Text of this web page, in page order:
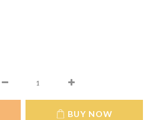
BUY NOW